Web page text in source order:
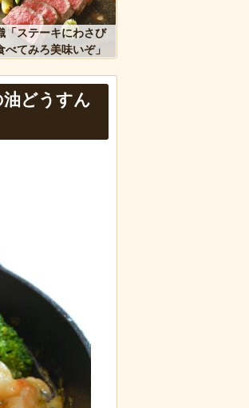
ソ発見器にかける方針
も追突→夫婦「これは事故じゃない」と気付
たら…すごくシュールなウォールアートに遭遇
ん、バイク写真を投稿するも女子から「見た
てけば嬉しい？
「ステーキにわさび
べてみろ美味いぞ」
どうすん